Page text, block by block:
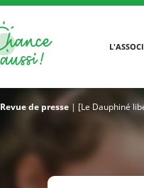
Revue de presse| [Le Dauphiné